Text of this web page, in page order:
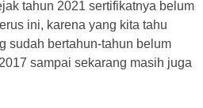
tahun 2021 sertifikatnya belum
ini, karena yang kita tahu
sudah bertahun-tahun belum
sampai sekarang masih juga